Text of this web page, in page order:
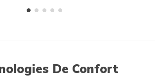
De Confort